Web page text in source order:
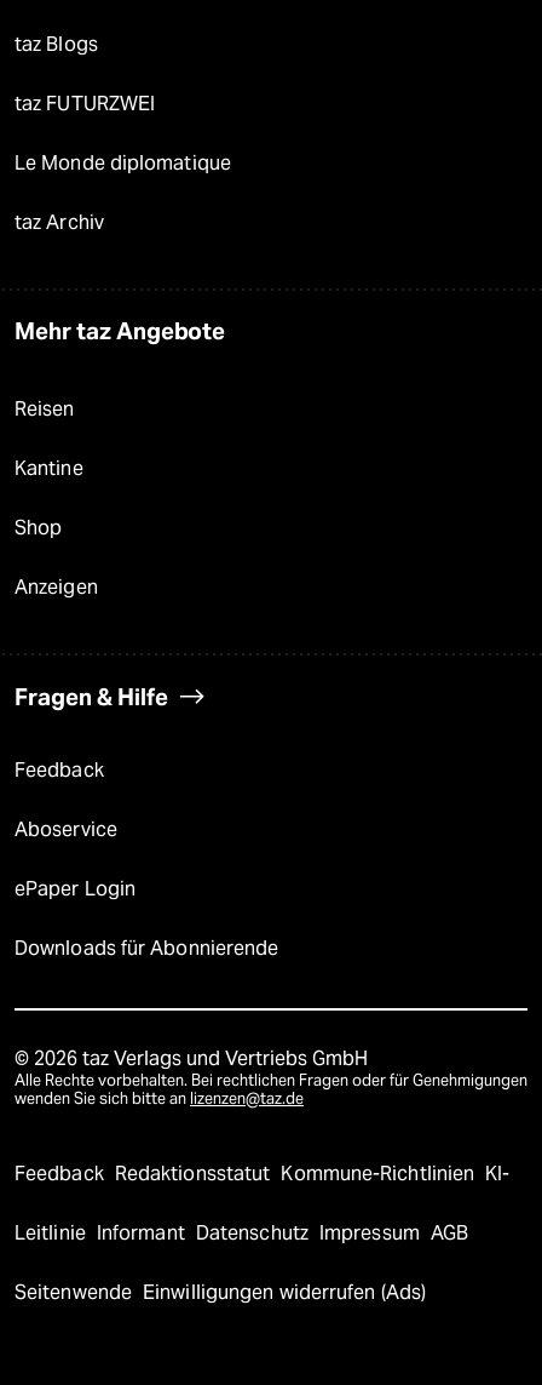
taz Blogs
taz FUTURZWEI
Le Monde diplomatique
taz Archiv
Mehr taz Angebote
Reisen
Kantine
Shop
Anzeigen
Fragen & Hilfe
Feedback
Aboservice
ePaper Login
Downloads für Abonnierende
© 2026 taz Verlags und Vertriebs GmbH
Alle Rechte vorbehalten. Bei rechtlichen Fragen oder für Genehmigungen
wenden Sie sich bitte an lizenzen@taz.de
Feedback Redaktionsstatut Kommune-Richtlinien KI-
Leitlinie Informant Datenschutz Impressum AGB
Seitenwende Einwilligungen widerrufen (Ads)